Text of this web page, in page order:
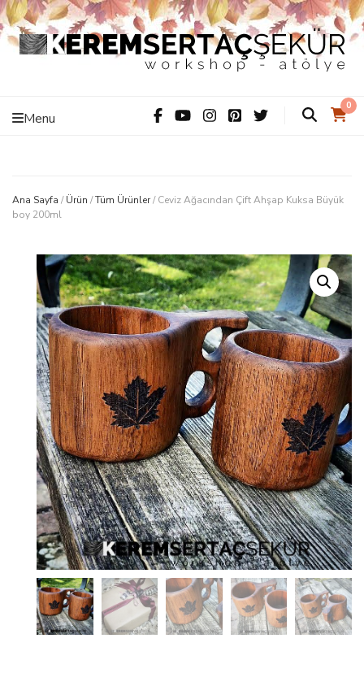
Kerem Sertaç
Workshop –
Atölye
Menu
0
Ana Sayfa / Ürün /Tüm Ürünler/ Ceviz Ağacından Çift Ahşap Kuksa Büyük
boy 200ml